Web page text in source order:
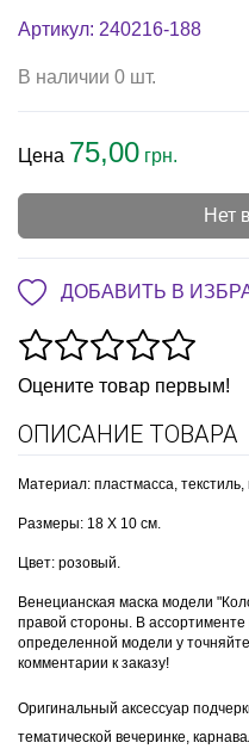
Артикул: 240216-188
В наличии 0 шт.
Цена 75,00 грн.
Нет
ДОБАВИТЬ В
Оцените товар первым!
ОПИСАНИЕ ТОВАРА
Материал: пластмасса,
Размеры: 18 Х 10 см.
Цвет: розовый.
Венецианская маска модели
правой стороны. В
определенной модели у
комментарии к заказу!
Оригинальный аксессуар
тематической вечеринке,